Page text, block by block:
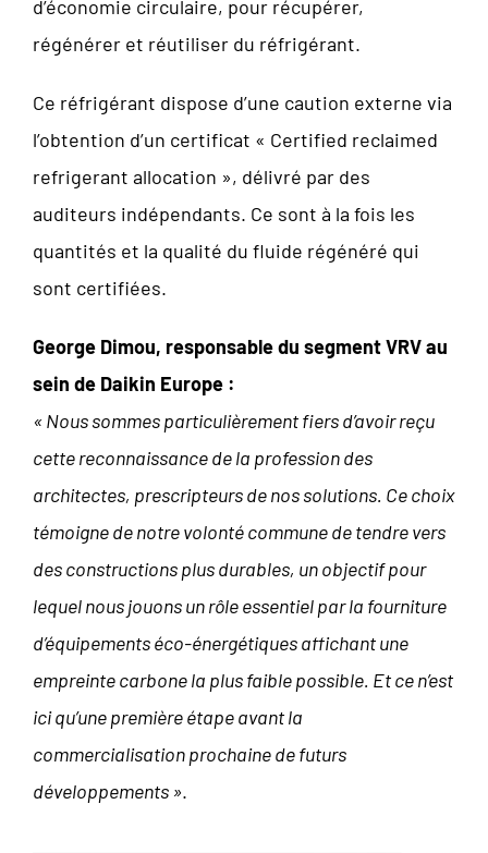
d’économie circulaire, pour récupérer,
régénérer et réutiliser du réfrigérant.
Ce réfrigérant dispose d’une caution externe via
l’obtention d’un certificat « Certified reclaimed
refrigerant allocation », délivré par des
auditeurs indépendants. Ce sont à la fois les
quantités et la qualité du fluide régénéré qui
sont certifiées.
George Dimou, responsable du segment VRV au
sein de Daikin Europe :
« Nous sommes particulièrement fiers d’avoir reçu
cette reconnaissance de la profession des
architectes, prescripteurs de nos solutions. Ce choix
témoigne de notre volonté commune de tendre vers
des constructions plus durables, un objectif pour
lequel nous jouons un rôle essentiel par la fourniture
d’équipements éco-énergétiques affichant une
empreinte carbone la plus faible possible. Et ce n’est
ici qu’une première étape avant la
commercialisation prochaine de futurs
développements ».